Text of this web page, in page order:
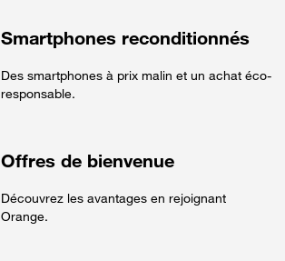
Smartphones reconditionnés
Des smartphones à prix malin et un achat éco-
responsable.
Offres de bienvenue
Découvrez les avantages en rejoignant
Orange.